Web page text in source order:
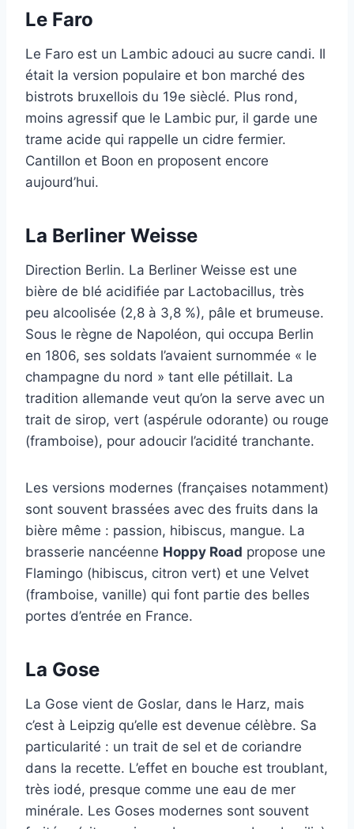
Le Faro
Le Faro est un Lambic adouci au sucre candi. Il
était la version populaire et bon marché des
bistrots bruxellois du 19e sièclé. Plus rond,
moins agressif que le Lambic pur, il garde une
trame acide qui rappelle un cidre fermier.
Cantillon et Boon en proposent encore
aujourd’hui.
La Berliner Weisse
Direction Berlin. La Berliner Weisse est une
bière de blé acidifiée par Lactobacillus, très
peu alcoolisée (2,8 à 3,8 %), pâle et brumeuse.
Sous le règne de Napoléon, qui occupa Berlin
en 1806, ses soldats l’avaient surnommée « le
champagne du nord » tant elle pétillait. La
tradition allemande veut qu’on la serve avec un
trait de sirop, vert (aspérule odorante) ou rouge
(framboise), pour adoucir l’acidité tranchante.
Les versions modernes (françaises notamment)
sont souvent brassées avec des fruits dans la
bière même : passion, hibiscus, mangue. La
brasserie nancéenne Hoppy Road propose une
Flamingo (hibiscus, citron vert) et une Velvet
(framboise, vanille) qui font partie des belles
portes d’entrée en France.
La Gose
La Gose vient de Goslar, dans le Harz, mais
c’est à Leipzig qu’elle est devenue célèbre. Sa
particularité : un trait de sel et de coriandre
dans la recette. L’effet en bouche est troublant,
très iodé, presque comme une eau de mer
minérale. Les Goses modernes sont souvent